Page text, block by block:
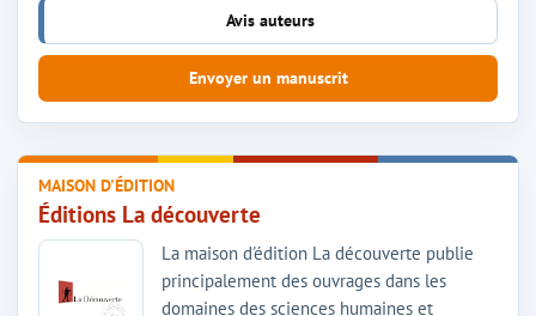
Avis auteurs
Envoyer un manuscrit
MAISON D'ÉDITION
Éditions La découverte
La maison d'édition La découverte publie
principalement des ouvrages dans les
domaines des sciences humaines et